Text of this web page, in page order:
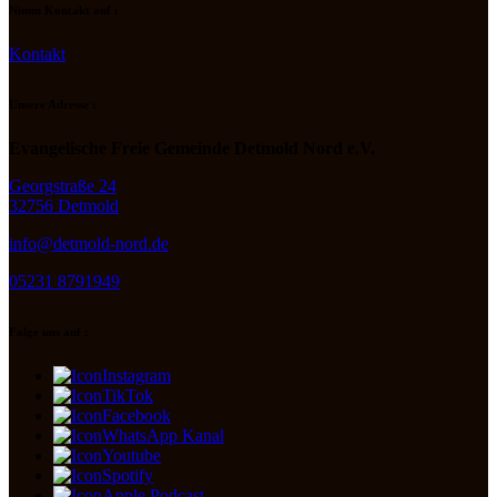
Kontakt
Georgstraße 24
32756 Detmold
info@detmold-nord.de
05231 8791949
Instagram
TikTok
Facebook
WhatsApp Kanal
Youtube
Spotify